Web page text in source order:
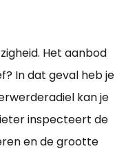
Het aanbod
In dat geval heb je
kan je
inspecteert de
en de grootte